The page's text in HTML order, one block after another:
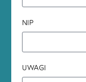
NIP
UWAGI